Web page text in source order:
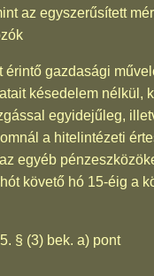
az egyszerűsített
érintő gazdasági
késedelem nélkül,
egyidejűleg,
a hitelintézeti
egyéb
követő hó 15-éig a
§ (3) bek. a) pont